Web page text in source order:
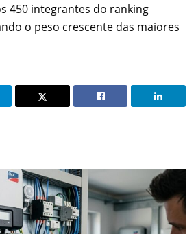
450 integrantes do ranking
o peso crescente das maiores